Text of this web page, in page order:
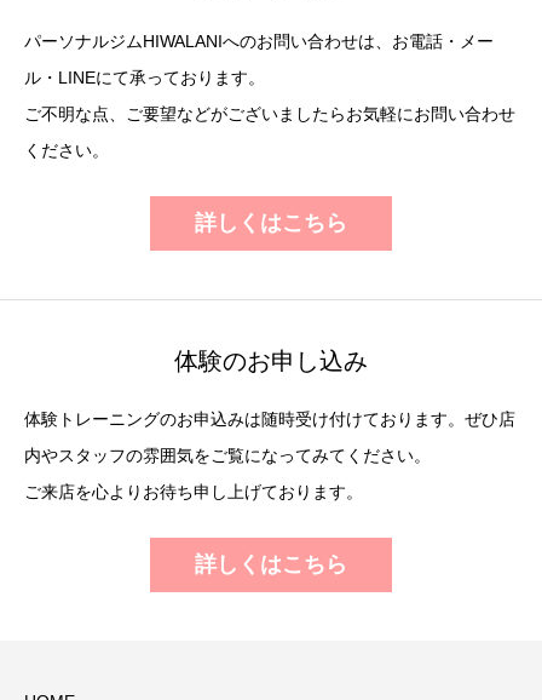
パーソナルジムHIWALANIへのお問い合わせは、お電話・メー
ル・LINEにて承っております。
ご不明な点、ご要望などがございましたらお気軽にお問い合わせ
ください。
詳しくはこちら
体験のお申し込み
体験トレーニングのお申込みは随時受け付けております。ぜひ店
内やスタッフの雰囲気をご覧になってみてください。
ご来店を心よりお待ち申し上げております。
詳しくはこちら